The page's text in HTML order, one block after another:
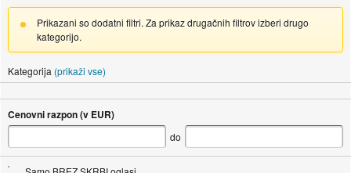
Prikazani so dodatni filtri. Za prikaz drugačnih filtrov izberi drugo
kategorijo.
Kategorija (prikaži vse)
Cenovni razpon (v EUR)
do